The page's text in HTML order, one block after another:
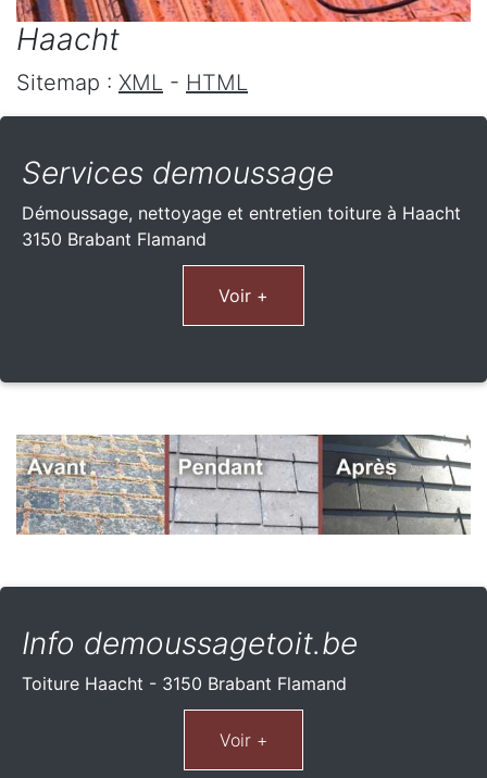
Haacht
Sitemap : XML - HTML
Services demoussage
Démoussage, nettoyage et entretien toiture à Haacht
3150 Brabant Flamand
Voir +
Info demoussagetoit.be
Toiture Haacht - 3150 Brabant Flamand